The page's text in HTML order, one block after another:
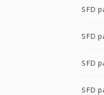
SFD
SFD
SFD
SFD